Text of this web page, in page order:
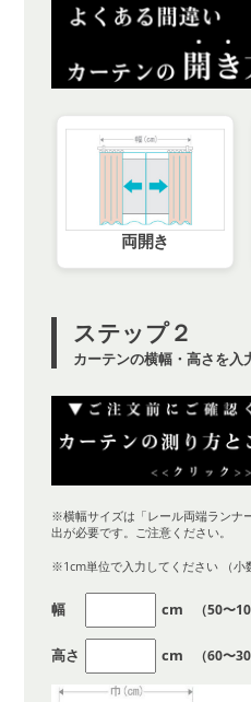
両開き
ステップ２
カーテンの横幅・高さを入
※横幅サイズは「レール両端ランナ
出が必要です。ご注意ください。
※1cm単位で入力してください （小
幅 cm （50〜
高さ cm （60〜